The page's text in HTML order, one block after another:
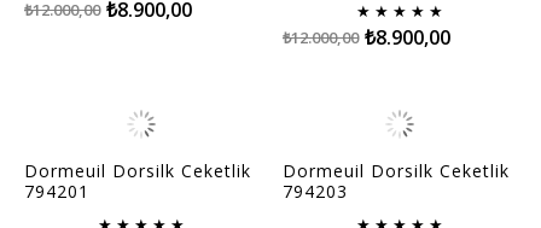
₺8.900,00
₺12.000,00 ★ ★ ★ ★ ★
₺8.900,00
₺12.000,00
Dormeuil Dorsilk Ceketlik
794201
Dormeuil Dorsilk Ceketlik
794203